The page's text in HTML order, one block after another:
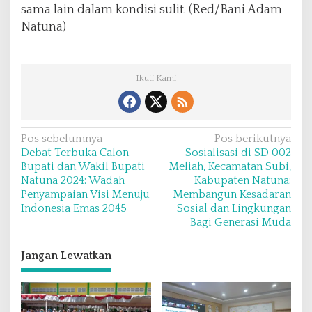
sama lain dalam kondisi sulit. (Red/Bani Adam-
Natuna)
Ikuti Kami
N
a
v
i
s
i
p
Pos sebelumnya
Debat Terbuka Calon
Bupati dan Wakil Bupati
Natuna 2024: Wadah
Penyampaian Visi Menuju
Indonesia Emas 2045
Pos berikutnya
Sosialisasi di SD 002
Meliah, Kecamatan Subi,
Kabupaten Natuna:
Membangun Kesadaran
Sosial dan Lingkungan
Bagi Generasi Muda
Jangan Lewatkan